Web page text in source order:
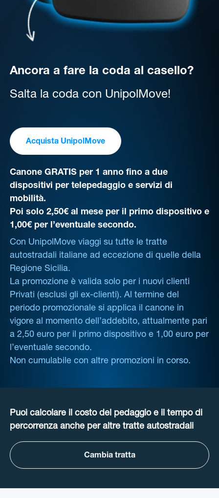
Ancora a fare la coda al casello?
Salta la coda con UnipolMove!
Acquista UnipolMove
Canone GRATIS per 1 anno fino a due
dispositivi per telepedaggio e servizi di
mobilità.
Poi solo 2,50€ al mese per il primo dispositivo e
1,00€ per l’eventuale secondo.
Con UnipolMove viaggi su tutte le tratte
autostradali italiane ad eccezione di quelle della
Regione Sicilia.
La promozione è valida solo per i nuovi clienti
Privati (esclusi gli ex-clienti). Al termine del
periodo promozionale si applica il canone in
vigore al momento dell’addebito, attualmente pari
a 2,50 euro per il primo dispositivo e 1,00 euro per
l’eventuale secondo.
Non cumulabile con altre promozioni in corso.
Puoi calcolare il costo del pedaggio e il tempo di
percorrenza anche per altre tratte autostradali
Cambia tratta